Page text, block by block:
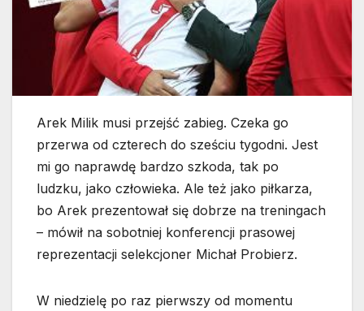
Arek Milik musi przejść zabieg. Czeka go
przerwa od czterech do sześciu tygodni. Jest
mi go naprawdę bardzo szkoda, tak po
ludzku, jako człowieka. Ale też jako piłkarza,
bo Arek prezentował się dobrze na treningach
– mówił na sobotniej konferencji prasowej
reprezentacji selekcjoner Michał Probierz.
W niedzielę po raz pierwszy od momentu